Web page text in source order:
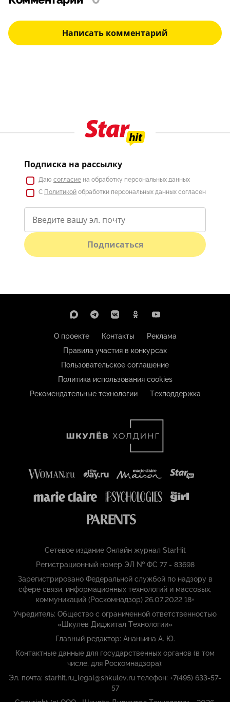
Написать комментарий
Подписка на рассылку
Даю согласие на обработку персональных данных
С Политикой обработки персональных данных согласен
Подписаться
О проекте Контакты
Реклама
Правила участия в конкурсах
Пользовательское соглашение
Политика использования cookies
Рекомендательные технологии
Техподдержка
Сетевое издание Онлайн журнал StarHit
Регистрационный номер ЭЛ № ФС 77 - 83698
Зарегистрировано Федеральной службой по надзору в
сфере связи, информационных технологий и массовых,
коммуникаций (Роскомнадзор) 26.07.2022 18+
Учредитель: Общество с ограниченной ответственностью
«Шкулёв Диджитал Технологии»
Главный редактор: Ананьина А. Ю.
Контактные данные для государственных органов (в том
числе, для Роскомнадзора):
Эл. почта: starhit.ru_legal@shkulev.ru телефон: +7(495) 633-57-
57